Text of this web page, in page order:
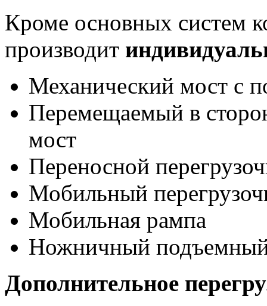
Кроме основных систем
производит
Механический мост с
Перемещаемый в
мост
Переносной
Мобильный
Мобильная рампа
Ножничный
Дополнительное